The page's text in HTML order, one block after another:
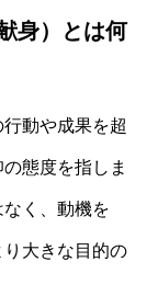
身）とは何
動や成果を超
態度を指しま
く、動機を
り大きな目的の